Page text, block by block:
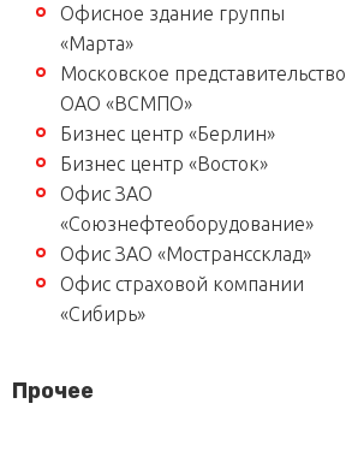
Офисное здание группы
«Марта»
Московское представительство
ОАО «ВСМПО»
Бизнес центр «Берлин»
Бизнес центр «Восток»
Офис ЗАО
«Союзнефтеоборудование»
Офис ЗАО «Мостранссклад»
Офис страховой компании
«Сибирь»
Прочее